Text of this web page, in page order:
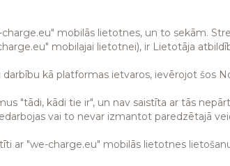
mobilās lietotnes, un to sekām.
mobilajai lietotnei), ir Lietotāja
kā platformas ietvaros, ievērojot šos
"tādi, kādi tie ir", un nav saistīta ar tās
vai to nevar izmantot paredzētajā
ar "we-charge.eu" mobilās lietotnes